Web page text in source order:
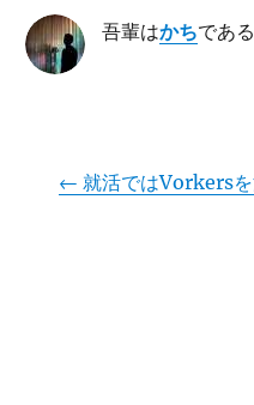
吾輩はかちであ
← 就活ではVorkersを